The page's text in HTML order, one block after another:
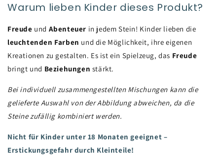
Warum lieben Kinder dieses Produkt?
Freude und Abenteuer in jedem Stein! Kinder lieben die
leuchtenden Farben und die Möglichkeit, ihre eigenen
Kreationen zu gestalten. Es ist ein Spielzeug, das Freude
bringt und Beziehungen stärkt.
Bei individuell zusammengestellten Mischungen kann die
gelieferte Auswahl von der Abbildung abweichen, da die
Steine zufällig kombiniert werden.
Nicht für Kinder unter 18 Monaten geeignet –
Erstickungsgefahr durch Kleinteile!